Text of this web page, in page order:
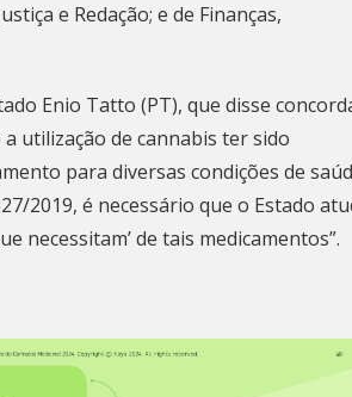
e Redação; e de Finanças,
Enio Tatto (PT), que disse
utilização de cannabis ter sido
para diversas condições de
2019, é necessário que o Estado
necessitam’ de tais medicamentos”.